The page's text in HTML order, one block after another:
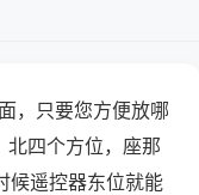
，只要您方便放哪
北四个方位，座那
候遥控器东位就能